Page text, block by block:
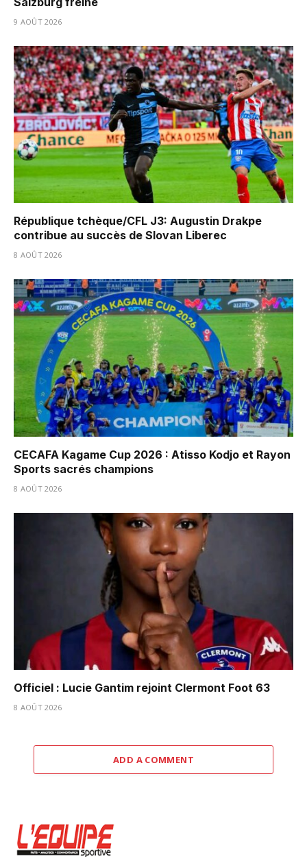
9 AOÛT 2026
République tchèque/CFL J3: Augustin Drakpe
contribue au succès de Slovan Liberec
8 AOÛT 2026
CECAFA Kagame Cup 2026 : Atisso Kodjo et Rayon
Sports sacrés champions
8 AOÛT 2026
Officiel : Lucie Gantim rejoint Clermont Foot 63
8 AOÛT 2026
ADD A COMMENT